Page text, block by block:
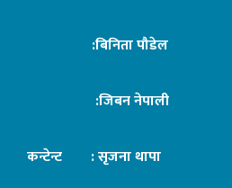
:बिनिता पौडेल
:जिबन नेपाली
कन्टेन्ट : सृजना थापा